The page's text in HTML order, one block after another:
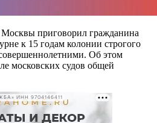
приговорил гражданина
к 15 годам колонии строгого
Об этом
московских судов общей
ИНН 9704146411